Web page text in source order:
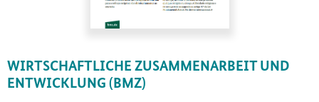
WIRTSCHAFTLICHE ZUSAMMENARBEIT UND
ENTWICKLUNG (BMZ)